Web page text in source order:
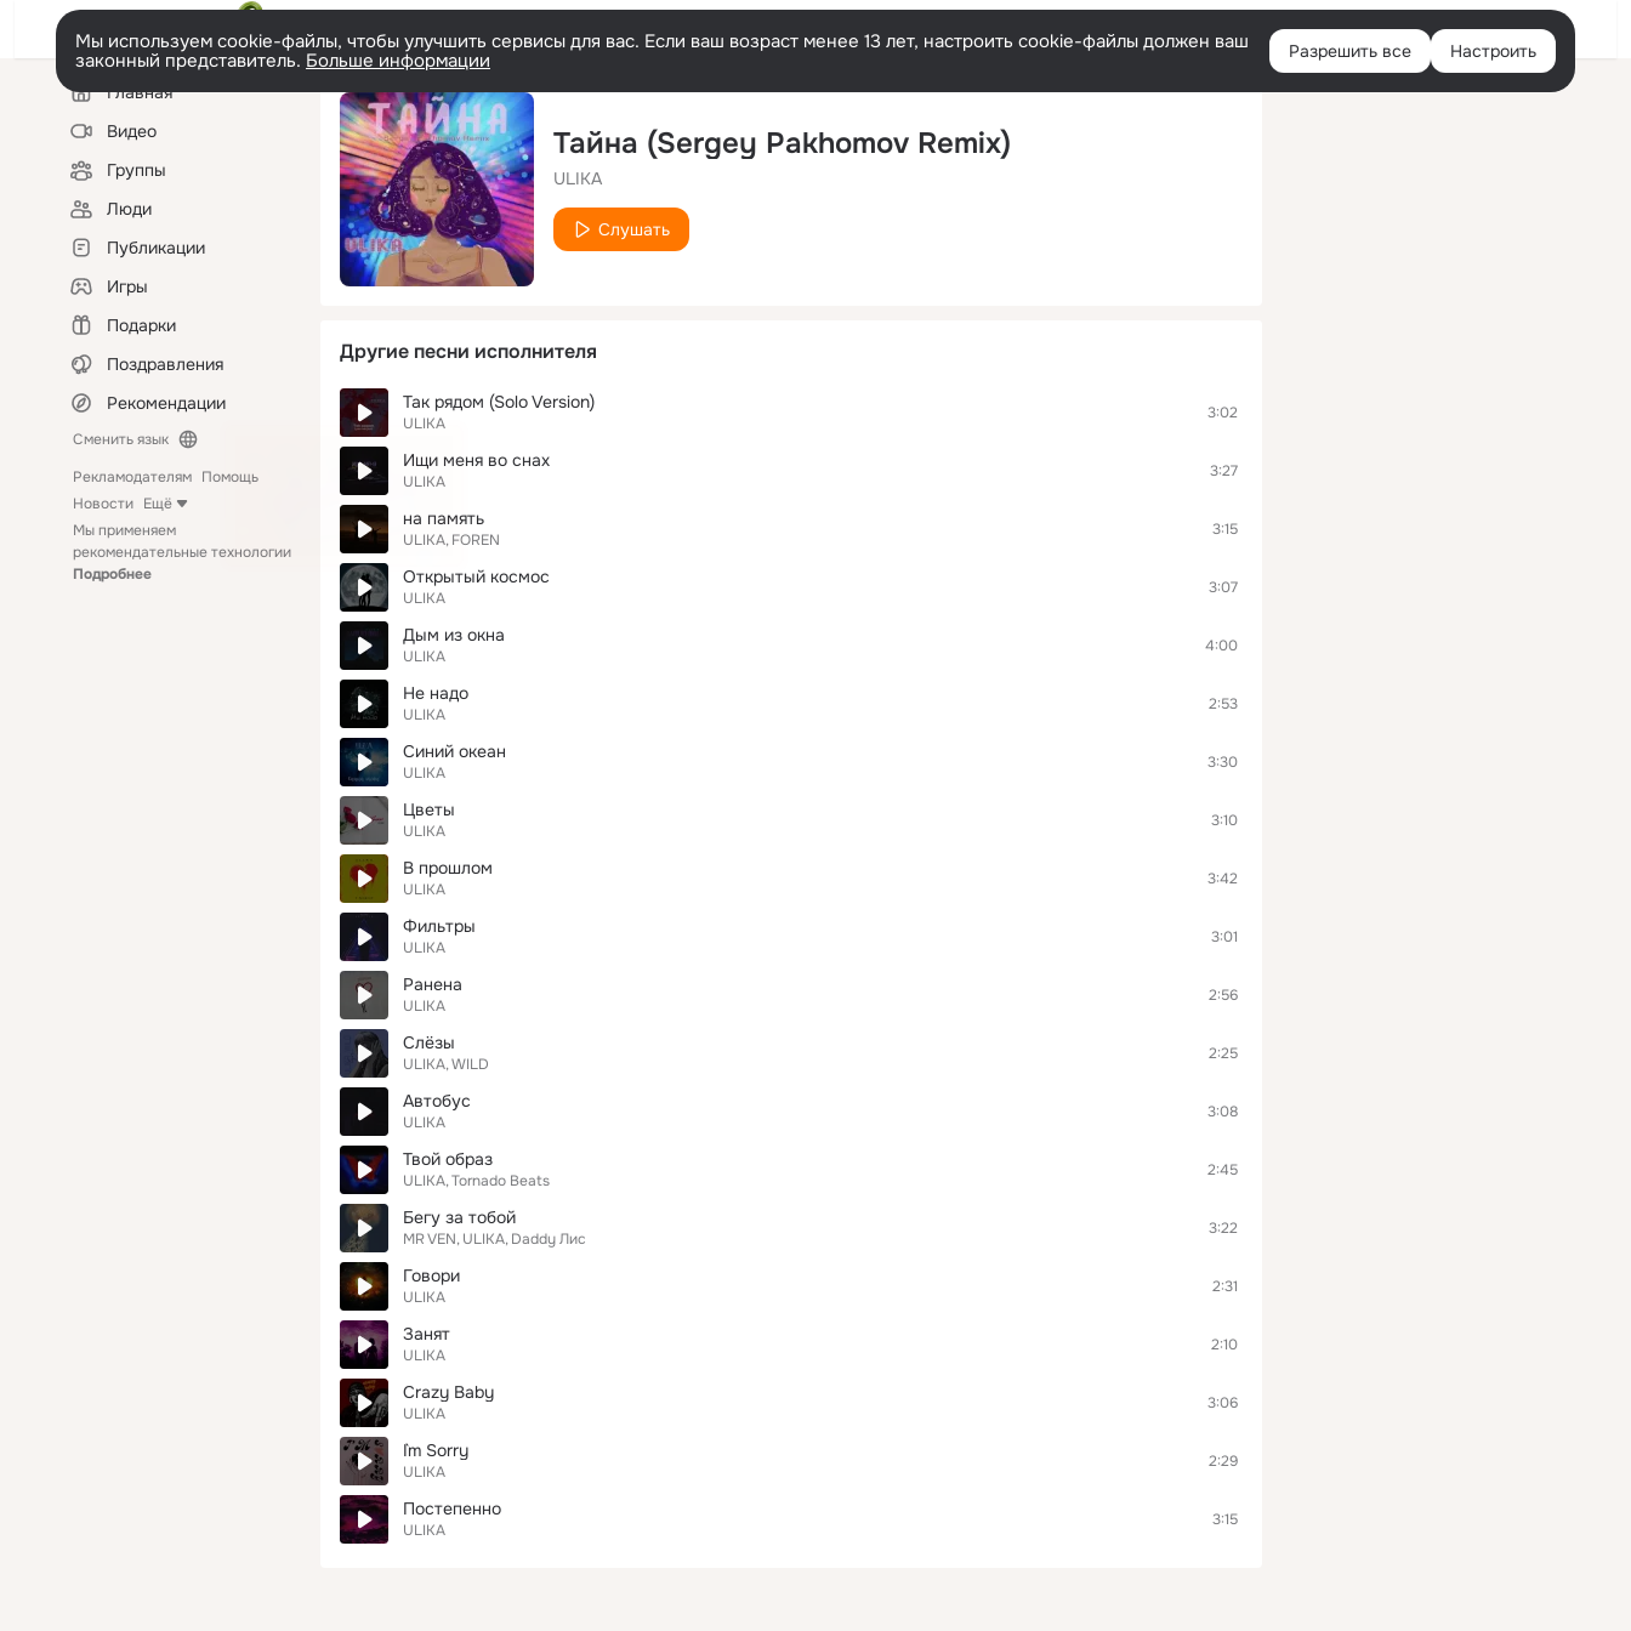
Войти
Мы используем cookie-файлы, чтобы улучшить сервисы для вас. Если ваш возраст менее 13 лет, настроить cookie-файлы должен ваш
законный представитель. Больше информации Разрешить все Настроить
Левая
колонкаГлавная
Видео
Группы
Люди
Публикации
Игры
Подарки
Поздравления
Рекомендации
Сменить язык
Рекламодателям Помощь
Новости Ещё
Мы применяем
рекомендательные технологии
Подробнее
Тайна (Sergey Pakhomov Remix)
ULIKA
Слушать
Другие песни исполнителя
Так рядом (Solo Version)
ULIKA
3:02
Ищи меня во снах
ULIKA
3:27
на память
ULIKA FOREN
3:15
Открытый космос
ULIKA
3:07
Дым из окна
ULIKA
4:00
Не надо
ULIKA
2:53
Синий океан
ULIKA
3:30
Цветы
ULIKA
3:10
В прошлом
ULIKA
3:42
Фильтры
ULIKA
3:01
Ранена
ULIKA
2:56
Слёзы
ULIKA WILD
2:25
Автобус
ULIKA
3:08
Твой образ
ULIKA Tornado Beats
2:45
Бегу за тобой
MR VEN ULIKA Daddy Лис
3:22
Говори
ULIKA
2:31
Занят
ULIKA
2:10
Crazy Baby
ULIKA
3:06
I`m Sorry
ULIKA
2:29
Постепенно
ULIKA
3:15